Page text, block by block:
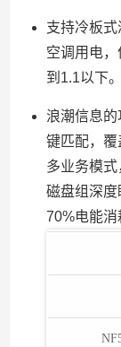
支持冷板
空调用电
到1.1以下。
浪潮信息
键匹配，
多业务模
磁盘组深
70%电能消